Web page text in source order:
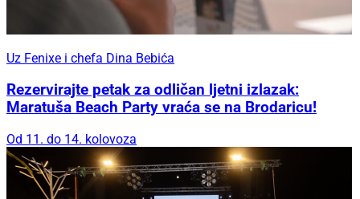
Uz Fenixe i chefa Dina Bebića
Rezervirajte petak za odličan ljetni izlazak:
Maratuša Beach Party vraća se na Brodaricu!
Od 11. do 14. kolovoza